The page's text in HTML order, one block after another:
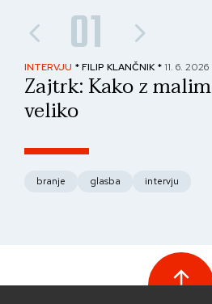
01
INTERVJU * FILIP KLANČNIK * 11. 6. 2026
Zajtrk: Kako z
veliko
branje glasba intervju